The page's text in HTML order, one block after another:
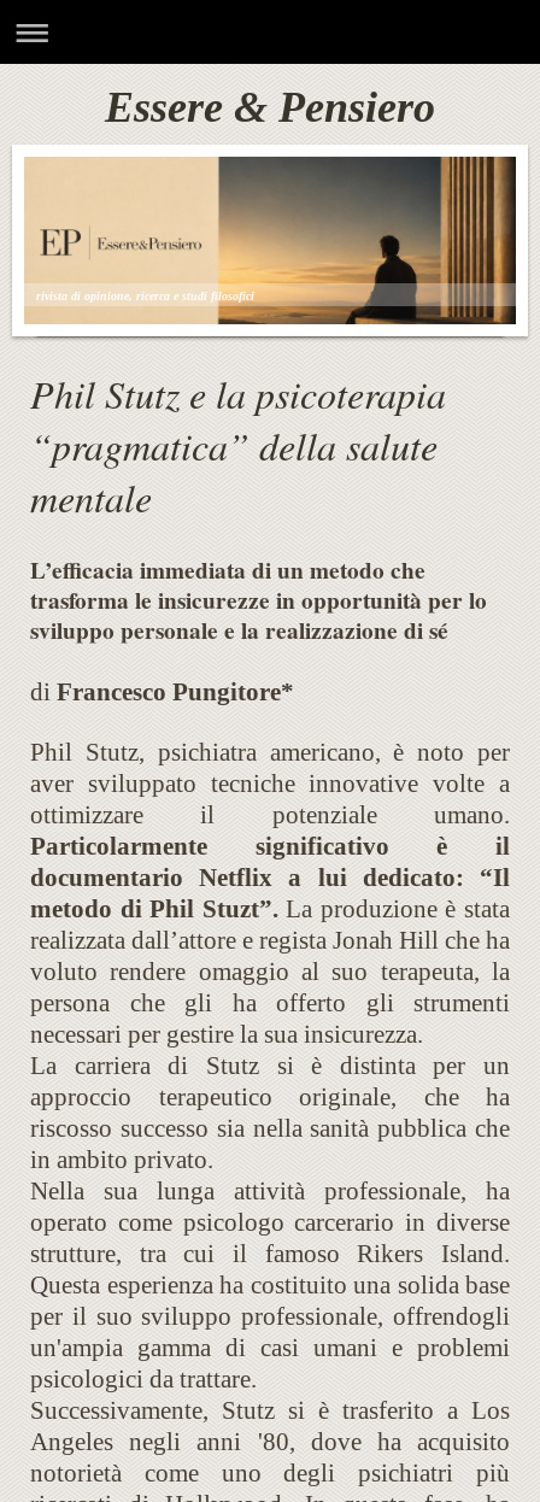
Essere & Pensiero
rivista di opinione, ricerca e studi filosofici
Phil Stutz e la psicoterapia
“pragmatica” della salute
mentale
L’efficacia immediata di un metodo che
trasforma le insicurezze in opportunità per lo
sviluppo personale e la realizzazione di sé
di Francesco Pungitore*
Phil Stutz, psichiatra americano, è noto per
aver sviluppato tecniche innovative volte a
ottimizzare il potenziale umano.
Particolarmente significativo è il
documentario Netflix a lui dedicato: “Il
metodo di Phil Stuzt”.La produzione è stata
realizzata dall’attore e regista Jonah Hill che ha
voluto rendere omaggio al suo terapeuta, la
persona che gli ha offerto gli strumenti
necessari per gestire la sua insicurezza.
La carriera di Stutz si è distinta per un
approccio terapeutico originale, che ha
riscosso successo sia nella sanità pubblica che
in ambito privato.
Nella sua lunga attività professionale, ha
operato come psicologo carcerario in diverse
strutture, tra cui il famoso Rikers Island.
Questa esperienza ha costituito una solida base
per il suo sviluppo professionale, offrendogli
un'ampia gamma di casi umani e problemi
psicologici da trattare.
Successivamente, Stutz si è trasferito a Los
Angeles negli anni '80, dove ha acquisito
notorietà come uno degli psichiatri più